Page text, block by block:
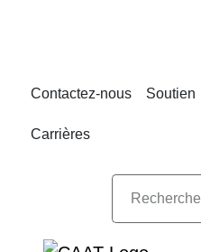
navigation
Contactez-nous Soutien
Carrières